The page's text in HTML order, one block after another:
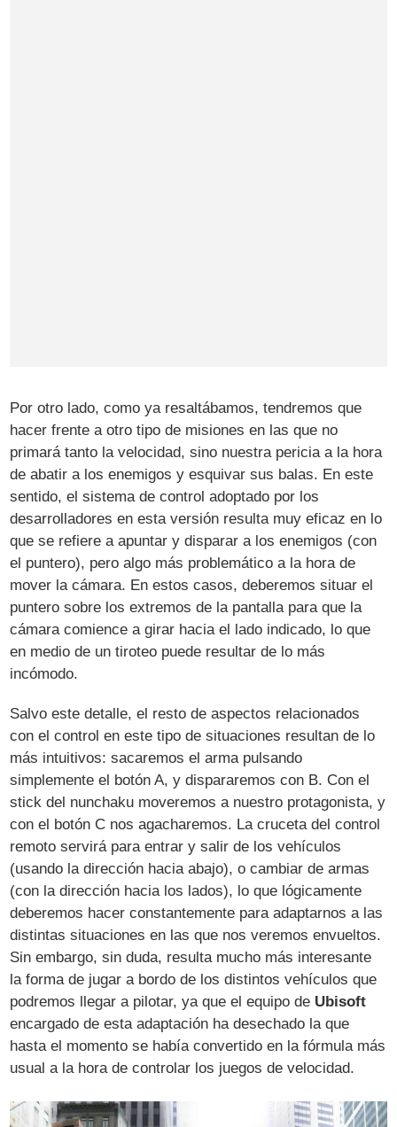
Por otro lado, como ya resaltábamos, tendremos que
hacer frente a otro tipo de misiones en las que no
primará tanto la velocidad, sino nuestra pericia a la hora
de abatir a los enemigos y esquivar sus balas. En este
sentido, el sistema de control adoptado por los
desarrolladores en esta versión resulta muy eficaz en lo
que se refiere a apuntar y disparar a los enemigos (con
el puntero), pero algo más problemático a la hora de
mover la cámara. En estos casos, deberemos situar el
puntero sobre los extremos de la pantalla para que la
cámara comience a girar hacia el lado indicado, lo que
en medio de un tiroteo puede resultar de lo más
incómodo.
Salvo este detalle, el resto de aspectos relacionados
con el control en este tipo de situaciones resultan de lo
más intuitivos: sacaremos el arma pulsando
simplemente el botón A, y dispararemos con B. Con el
stick del nunchaku moveremos a nuestro protagonista, y
con el botón C nos agacharemos. La cruceta del control
remoto servirá para entrar y salir de los vehículos
(usando la dirección hacia abajo), o cambiar de armas
(con la dirección hacia los lados), lo que lógicamente
deberemos hacer constantemente para adaptarnos a las
distintas situaciones en las que nos veremos envueltos.
Sin embargo, sin duda, resulta mucho más interesante
la forma de jugar a bordo de los distintos vehículos que
podremos llegar a pilotar, ya que el equipo de Ubisoft
encargado de esta adaptación ha desechado la que
hasta el momento se había convertido en la fórmula más
usual a la hora de controlar los juegos de velocidad.